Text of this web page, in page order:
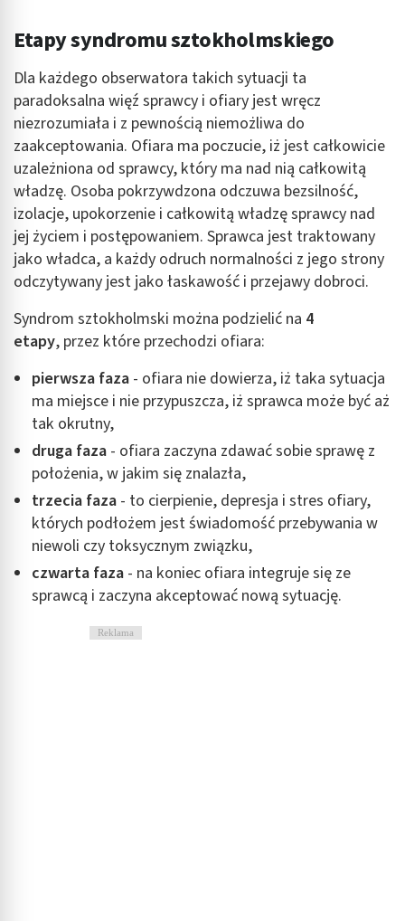
Etapy syndromu sztokholmskiego
Dla każdego obserwatora takich sytuacji ta
paradoksalna więź sprawcy i ofiary jest wręcz
niezrozumiała i z pewnością niemożliwa do
zaakceptowania. Ofiara ma poczucie, iż jest całkowicie
uzależniona od sprawcy, który ma nad nią całkowitą
władzę. Osoba pokrzywdzona odczuwa bezsilność,
izolacje, upokorzenie i całkowitą władzę sprawcy nad
jej życiem i postępowaniem. Sprawca jest traktowany
jako władca, a każdy odruch normalności z jego strony
odczytywany jest jako łaskawość i przejawy dobroci.
Syndrom sztokholmski można podzielić na 4
etapy, przez które przechodzi ofiara:
pierwsza faza - ofiara nie dowierza, iż taka sytuacja
ma miejsce i nie przypuszcza, iż sprawca może być aż
tak okrutny,
druga faza - ofiara zaczyna zdawać sobie sprawę z
położenia, w jakim się znalazła,
trzecia faza - to cierpienie, depresja i stres ofiary,
których podłożem jest świadomość przebywania w
niewoli czy toksycznym związku,
czwarta faza - na koniec ofiara integruje się ze
sprawcą i zaczyna akceptować nową sytuację.
Reklama